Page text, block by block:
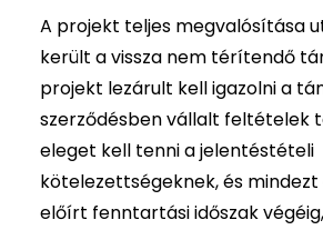
A projekt teljes megvalósítása
került a vissza nem térítendő
projekt lezárult kell igazolni a
szerződésben vállalt feltételek
eleget kell tenni a jelentéstételi
kötelezettségeknek, és
előírt fenntartási időszak